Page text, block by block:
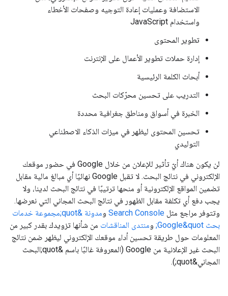
الاستضافة وعمليات إعادة التوجيه وصفحات الأخطاء
واستخدام JavaScript
تطوير المحتوى
إدارة حملات تطوير الأعمال على الإنترنت
أبحاث الكلمة الرئيسية
التدريب على تحسين محرّكات البحث
الخبرة في أسواق ومناطق جغرافية محددة
تحسين المحتوى ليظهر في ميزات الذكاء الاصطناعي
التوليدي
لن يكون هناك أيّ تأثير للإعلان من خلال Google في حضور موقعك
الإلكتروني في نتائج البحث. لا تقبل Google نهائيًا أي مبالغ مالية مقابل
تضمين المواقع الإلكترونية أو منحها ترتيبًا في نتائج البحث لدينا، ولا
يجب دفع أي تكلفة مقابل الظهور في نتائج البحث المجاني التي نعرضها.
وتتوفر مراجع مثل Search Console و
مدونة &quot;مجموعة خدمات
بحث Google&quot;
ومنتدى المناقشات من شأنها تزويدك بقدر كبير من
المعلومات حول طريقة تحسين أداء موقعك الإلكتروني ليظهر ضمن نتائج
البحث غير الإعلانية من Google (المعروفة غالبًا باسم &quot;البحث
المجاني&quot;).